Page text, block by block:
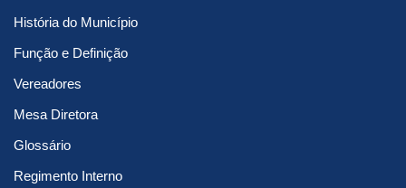
História do Município
Função e Definição
Vereadores
Mesa Diretora
Glossário
Regimento Interno